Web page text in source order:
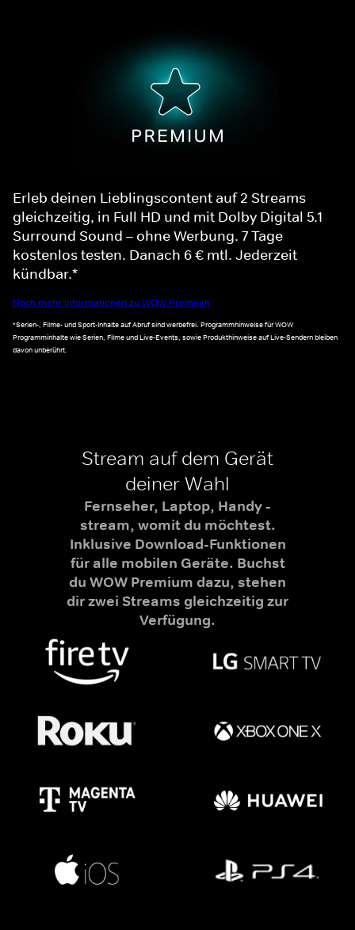
Erleb deinen Lieblingscontent auf 2 Streams
gleichzeitig, in Full HD und mit Dolby Digital 5.1
Surround Sound – ohne Werbung. 7 Tage
kostenlos testen. Danach 6 € mtl. Jederzeit
kündbar.*
Noch mehr Informationen zu WOW Premium
*Serien-, Filme- und Sport-Inhalte auf Abruf sind werbefrei. Programmhinweise für WOW
Programminhalte wie Serien, Filme und Live-Events, sowie Produkthinweise auf Live-Sendern bleiben
davon unberührt.
Stream auf dem Gerät
deiner Wahl
Fernseher, Laptop, Handy -
stream, womit du möchtest.
Inklusive Download-Funktionen
für alle mobilen Geräte. Buchst
du WOW Premium dazu, stehen
dir zwei Streams gleichzeitig zur
Verfügung.